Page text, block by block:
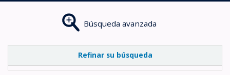
Búsqueda avanzada
Refinar su búsqueda